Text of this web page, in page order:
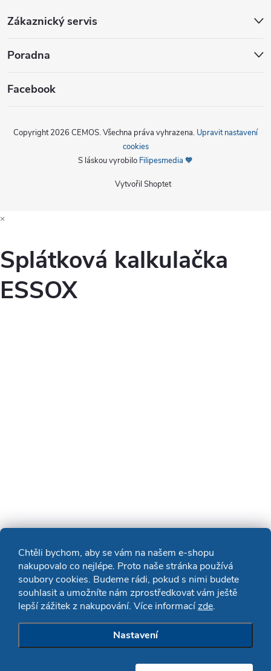
Chtěli bychom, aby se vám na našem e-shopu
nakupovalo co nejlépe. Proto naše stránka používá
soubory cookies. Budeme rádi, pokud s nimi budete
souhlasit a umožníte nám zprostředkovat vám ještě
lepší zážitek z nakupování. Více informacízde.
Nastavení
Zákaznický servis
Poradna
Facebook
Vytvořil Shoptet
Copyright 2026 CEMOS. Všechna práva vyhrazena. Upravit nastavení
cookies
S láskou vyrobilo Filipesmedia 🧡
×
Splátková kalkulačka
ESSOX